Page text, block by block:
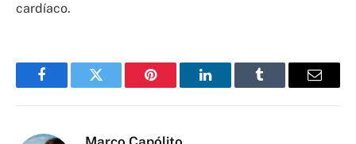
cardíaco.
FacebookTwitter Pinterest LinkedInTumblr Email